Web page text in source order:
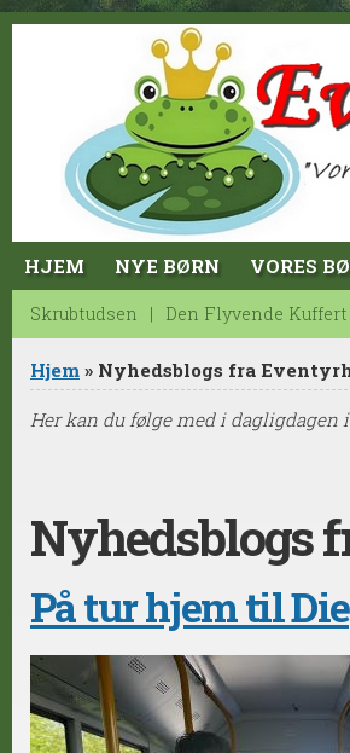
Jump to Content
HJEM NYE BØRN VORES
Skrubtudsen Den Flyvende Kuffert
Du er her
Hjem » Nyhedsblogs fra
Her kan du følge med i dagligdagen
Nyhedsblogs
På tur hjem til